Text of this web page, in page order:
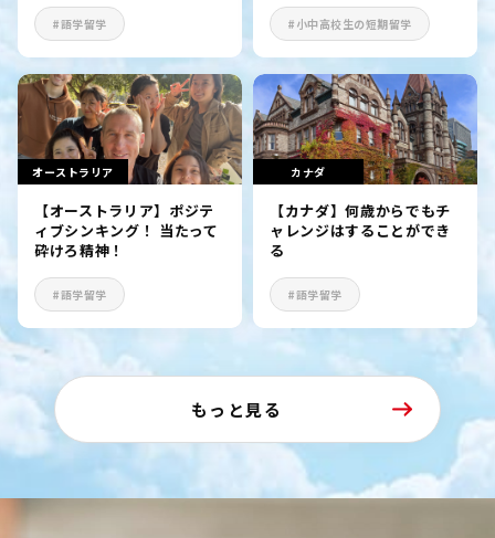
#語学留学 #小中高校生の短期留学
オーストラリア
【オーストラリア】ポジテ
ィブシンキング！ 当たって
砕けろ精神！
#語学留学
カナダ
【カナダ】何歳からでもチ
ャレンジはすることができ
る
#語学留学
もっと見る